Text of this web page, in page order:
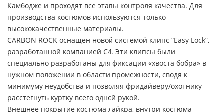
Камбодже и проходят все этапы контроля качества. Для
производства костюмов используются только
высококачественные материалы.
CARBON ROCK оснащен новой системой клипс “Easy Lock”,
разработанной компанией C4. Эти клипсы были
специально разработаны для фиксации «хвоста бобра» в
нужном положении в области промежности, сводя к
минимуму неудобства и позволяя фридайверу/охотнику
расстегнуть куртку всего одной рукой.
Внешнее покрытие костюма лайкра, внутри костюма